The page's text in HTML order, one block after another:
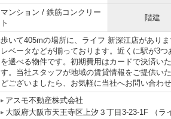
マンション / 鉄筋コンクリー
ト
階建
歩いて405mの場所に、ライフ 新深江店があり
レベータなどが揃っております。近くに駅が3
を選べる物件です。初期費用はカードで決済い
す。当社スタッフが地域の賃貸情報をご提供い
どございましたら、お気軽に当社へお問い合わせ
アスモ不動産株式会社
大阪府大阪市天王寺区上汐３丁目3-23-1F （ラ